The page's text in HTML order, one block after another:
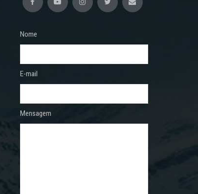
Nome
E-mail
Mensagem